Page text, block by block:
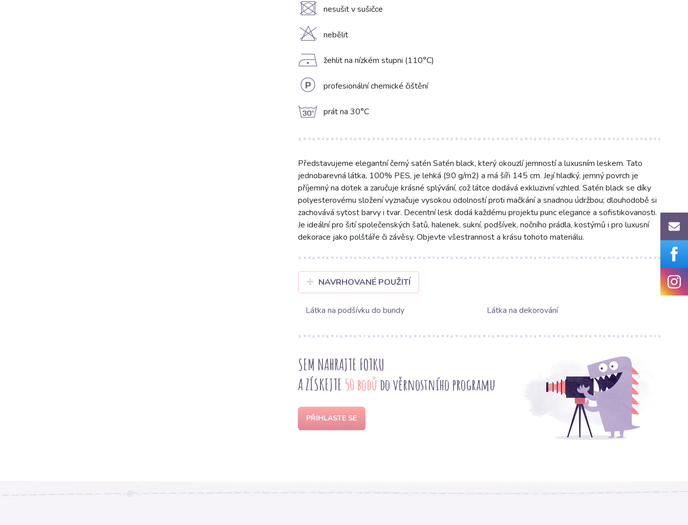
U nesušit v sušičce
H nebělit
D žehlit na nízkém stupni (110°C)
L profesionální chemické čištění
g prát na 30°C
Představujeme elegantní černý satén Satén black, který okouzlí jemností a luxusním leskem. Tato
jednobarevná látka, 100% PES, je lehká (90 g/m2) a má šíři 145 cm. Její hladký, jemný povrch je
příjemný na dotek a zaručuje krásné splývání, což látce dodává exkluzivní vzhled. Satén black se díky
polyesterovému složení vyznačuje vysokou odolností proti mačkání a snadnou údržbou; dlouhodobě si
zachovává sytost barvy i tvar. Decentní lesk dodá každému projektu punc elegance a sofistikovanosti.
Je ideální pro šití společenských šatů, halenek, sukní, podšívek, nočního prádla, kostýmů i pro luxusní
dekorace jako polštáře či závěsy. Objevte všestrannost a krásu tohoto materiálu.
NAVRHOVANÉ POUŽITÍ
Látka na podšívku do bundy Látka na dekorování
SEM NAHRAJTE FOTKU
A ZÍSKEJTE 50 bodů do věrnostního programu
PŘIHLASTE SE